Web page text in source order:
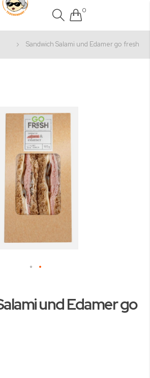
0
Sandwich Salami und Edamer go fresh
und Edamer go